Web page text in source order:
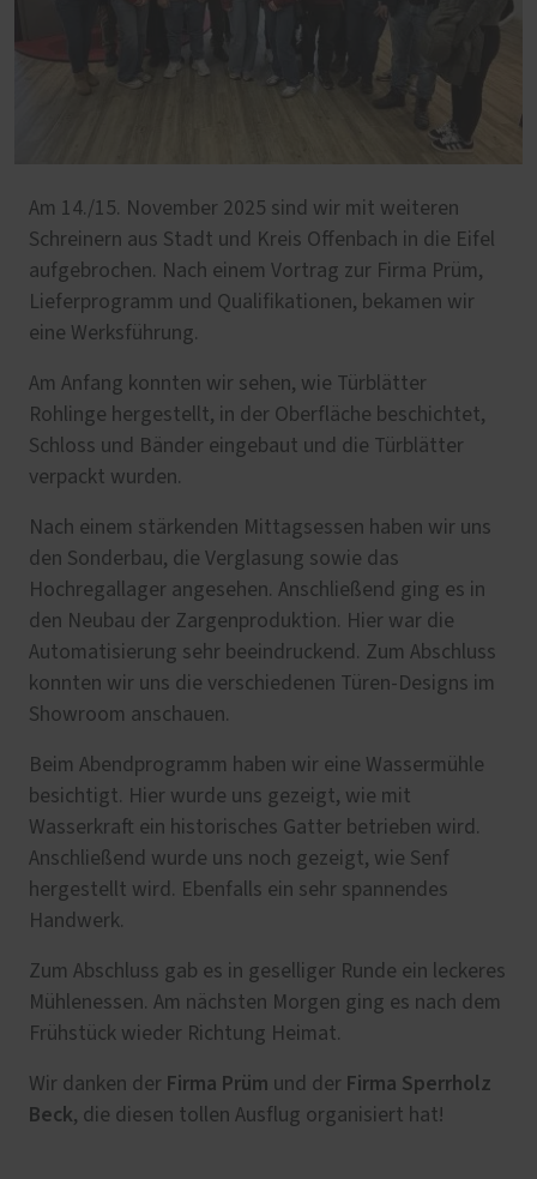
Am 14./15. November 2025 sind wir mit weiteren
Schreinern aus Stadt und Kreis Offenbach in die Eifel
aufgebrochen. Nach einem Vortrag zur Firma Prüm,
Lieferprogramm und Qualifikationen, bekamen wir
eine Werksführung.
Am Anfang konnten wir sehen, wie Türblätter
Rohlinge hergestellt, in der Oberfläche beschichtet,
Schloss und Bänder eingebaut und die Türblätter
verpackt wurden.
Nach einem stärkenden Mittagsessen haben wir uns
den Sonderbau, die Verglasung sowie das
Hochregallager angesehen. Anschließend ging es in
den Neubau der Zargenproduktion. Hier war die
Automatisierung sehr beeindruckend. Zum Abschluss
konnten wir uns die verschiedenen Türen-Designs im
Showroom anschauen.
Beim Abendprogramm haben wir eine Wassermühle
besichtigt. Hier wurde uns gezeigt, wie mit
Wasserkraft ein historisches Gatter betrieben wird.
Anschließend wurde uns noch gezeigt, wie Senf
hergestellt wird. Ebenfalls ein sehr spannendes
Handwerk.
Zum Abschluss gab es in geselliger Runde ein leckeres
Mühlenessen. Am nächsten Morgen ging es nach dem
Frühstück wieder Richtung Heimat.
Wir danken der Firma Prüm und der Firma Sperrholz
Beck, die diesen tollen Ausflug organisiert hat!